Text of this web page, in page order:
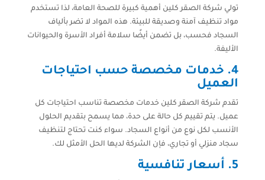
تولي شركة الصقر كلين أهمية كبيرة للصحة العامة، لذا تستخدم
مواد تنظيف آمنة وصديقة للبيئة. هذه المواد لا تضر بألياف
السجاد فحسب، بل تضمن أيضًا سلامة أفراد الأسرة والحيوانات
الأليفة.
4. خدمات مخصصة حسب احتياجات
العميل
تقدم شركة الصقر كلين خدمات مخصصة تناسب احتياجات كل
عميل. يتم تقييم كل حالة على حدة، مما يسمح بتقديم الحلول
الأنسب لكل نوع من أنواع السجاد. سواء كنت تحتاج لتنظيف
سجاد منزلي أو تجاري، فإن الشركة لديها الحل الأمثل لك.
5. أسعار تنافسية